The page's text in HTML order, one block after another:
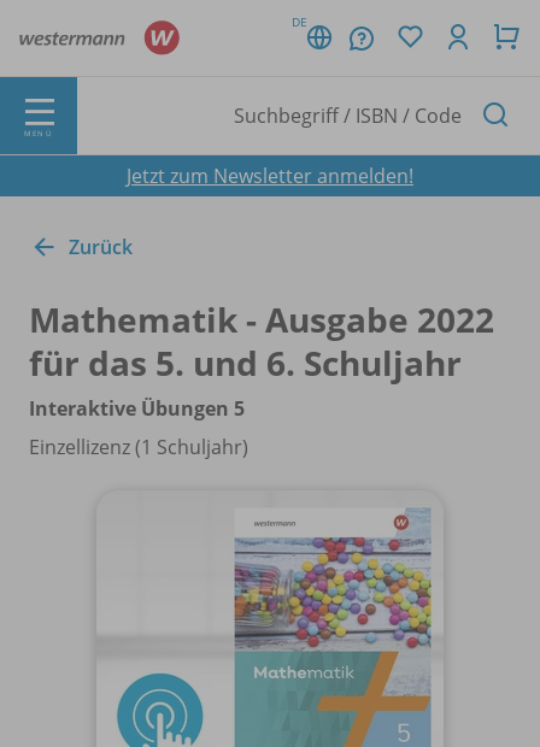
DE
MENÜ
Jetzt zum Newsletter anmelden!
Zurück
Mathematik - Ausgabe 2022
für das 5. und 6. Schuljahr
Interaktive Übungen 5
Einzellizenz (1 Schuljahr)